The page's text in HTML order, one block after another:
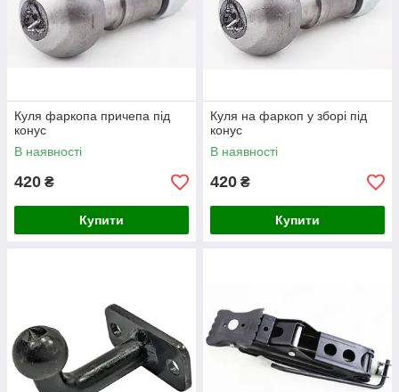
Куля фаркопа причепа під
конус
В наявності
420 ₴
Купити
Куля на фаркоп у зборі під
конус
В наявності
420 ₴
Купити